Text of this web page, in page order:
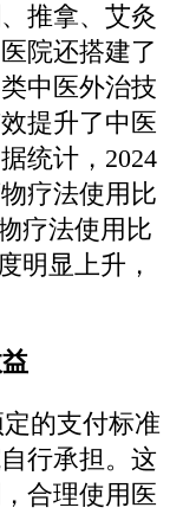
推拿、艾灸
院还搭建了
中医外治技
提升了中医
统计，2024
疗法使用比
疗法使用比
明显上升，
的支付标准
行承担。这
合理使用医